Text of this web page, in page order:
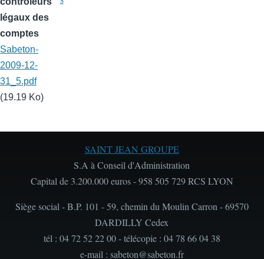
légaux des
comptes
Sabeton-
2009-12-
31_5.pdf
(19.19 Ko)
SAINT JEAN GROUPE
S.A à Conseil d'Administration
Capital de 3.200.000 euros - 958 505 729 RCS LYON
Siège social - B.P. 101 - 59, chemin du Moulin Carron - 69570
DARDILLY Cedex
tél : 04 72 52 22 00 - télécopie : 04 78 66 04 38
e-mail : sabeton@sabeton.fr